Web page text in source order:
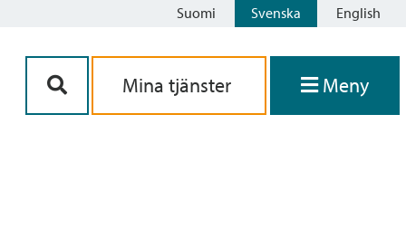
Suomi Svenska English
Mina tjänster Meny